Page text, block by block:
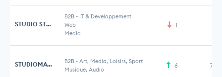
STUDIO STORIZ
B2B - IT & Developpement
Web
Media
1
STUDIOMATIC B2B - Art, Media, Loisirs, Sport
Musique, Audio
6